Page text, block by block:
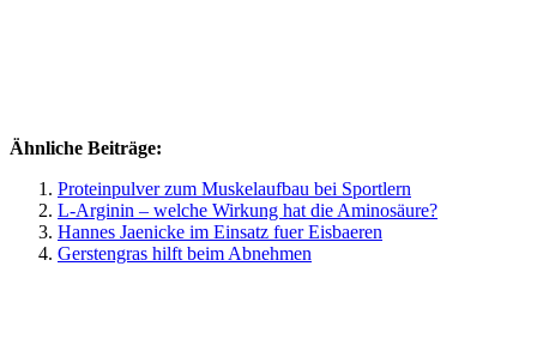
Ähnliche Beiträge:
Proteinpulver zum Muskelaufbau bei Sportlern
L-Arginin – welche Wirkung hat die Aminosäure?
Hannes Jaenicke im Einsatz fuer Eisbaeren
Gerstengras hilft beim Abnehmen